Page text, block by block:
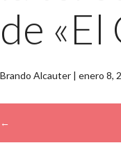
de «El
Brando Alcauter | enero 8,
←